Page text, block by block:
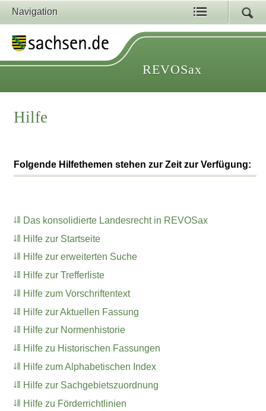
Navigation
REVOSax
Hilfe
Folgende Hilfethemen stehen zur Zeit zur Verfügung:
Das konsolidierte Landesrecht in REVOSax
Hilfe zur Startseite
Hilfe zur erweiterten Suche
Hilfe zur Trefferliste
Hilfe zum Vorschriftentext
Hilfe zur Aktuellen Fassung
Hilfe zur Normenhistorie
Hilfe zu Historischen Fassungen
Hilfe zum Alphabetischen Index
Hilfe zur Sachgebietszuordnung
Hilfe zu Förderrichtlinien